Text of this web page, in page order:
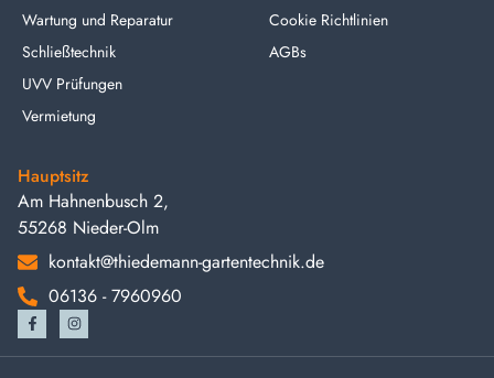
Wartung und Reparatur
Schließtechnik
UVV Prüfungen
Vermietung
Cookie Richtlinien
AGBs
Hauptsitz
Am Hahnenbusch 2,
55268 Nieder-Olm
kontakt@thiedemann-gartentechnik.de
06136 - 7960960